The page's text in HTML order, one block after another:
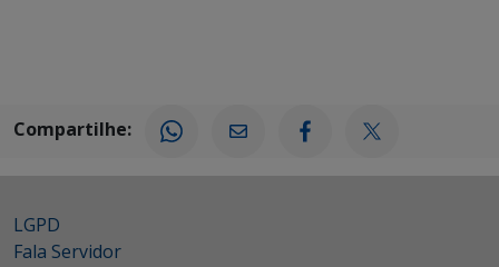
Compartilhe:
LGPD
Fala Servidor